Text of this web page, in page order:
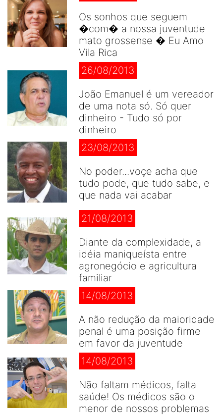
Os sonhos que seguem
�com� a nossa juventude
mato grossense � Eu Amo
Vila Rica
26/08/2013
João Emanuel é um vereador
de uma nota só. Só quer
dinheiro - Tudo só por
dinheiro
23/08/2013
No poder...voçe acha que
tudo pode, que tudo sabe, e
que nada vai acabar
21/08/2013
Diante da complexidade, a
idéia maniqueísta entre
agronegócio e agricultura
familiar
14/08/2013
A não redução da maioridade
penal é uma posição firme
em favor da juventude
14/08/2013
Não faltam médicos, falta
saúde! Os médicos são o
menor de nossos problemas